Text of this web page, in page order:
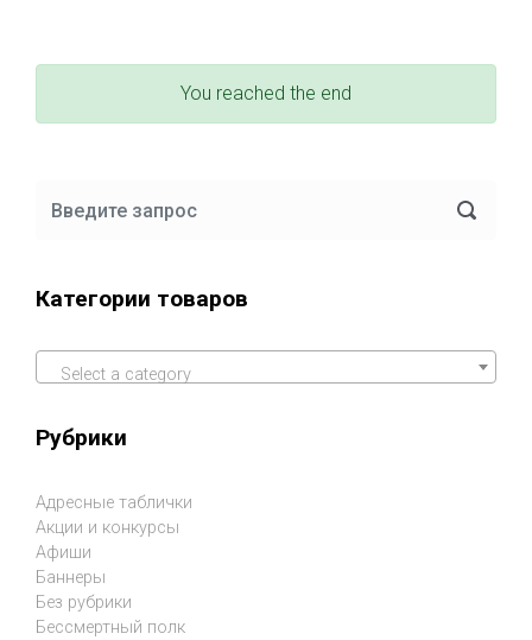
You reached the end
Категории товаров
Select a category
Рубрики
Адресные таблички
Акции и конкурсы
Афиши
Баннеры
Без рубрики
Бессмертный полк